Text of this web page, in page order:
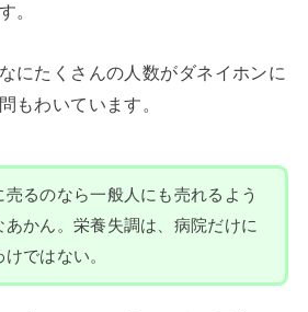
。
にたくさんの人数がダネイホンに
もわいています。
売るのなら一般人にも売れるよう
あかん。栄養失調は、病院だけに
けではない。